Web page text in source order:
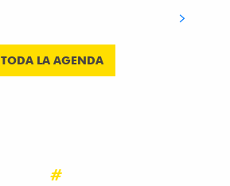
TODA LA AGENDA
#